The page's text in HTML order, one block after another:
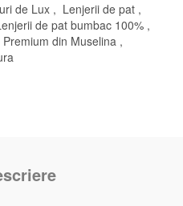
de Lux , Lenjerii de pat ,
de pat bumbac 100% ,
Premium din Muselina ,